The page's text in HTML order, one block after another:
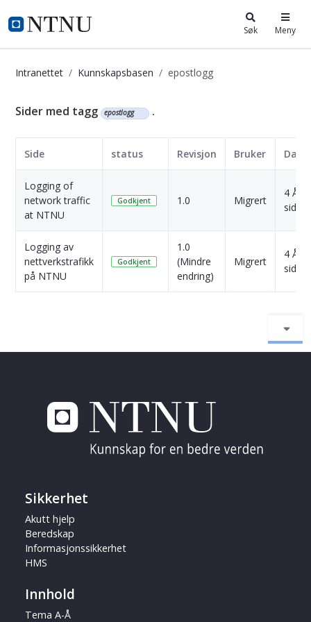
i.ntnu.no Søk Meny
Intranettet Kunnskapsbasen epostlogg
Kunnskapsbasen
Sider med tagg epostlogg .
Side status Revisjon Bruker Dato
Logging of
network traffic
at NTNU
Godkjent 1.0 Migrert
4 År
siden
Logging av
nettverkstrafikk
på NTNU
Godkjent
1.0
(Mindre
endring)
Migrert
4 År
siden
Sikkerhet
Akutt hjelp
Beredskap
Informasjonssikkerhet
HMS
Innhold
Tema A-Å